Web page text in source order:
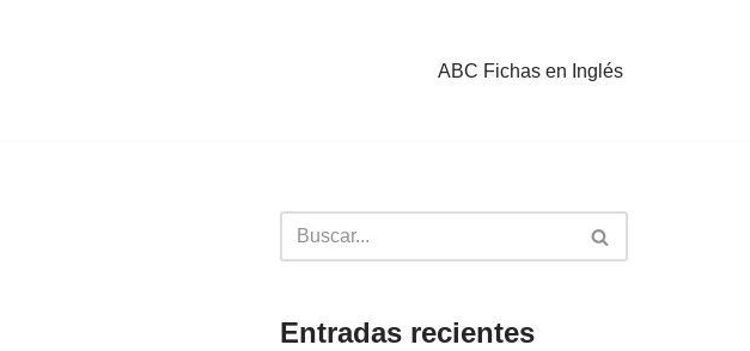
ABC Fichas en Inglés
Entradas recientes